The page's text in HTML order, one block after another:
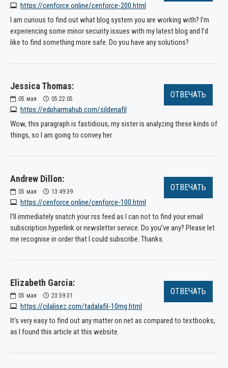
https://cenforce.online/cenforce-200.html
I am curious to find out what blog system you are working with? I’m
experiencing some minor security issues with my latest blog and I’d
like to find something more safe. Do you have any solutions?
Jessica Thomas:
05 мая 05:22:05
https://edpharmahub.com/sildenafil
ОТВЕЧАТЬ
Wow, this paragraph is fastidious, my sister is analyzing these kinds of
things, so I am going to convey her.
Andrew Dillon:
05 мая 13:49:39
https://cenforce.online/cenforce-100.html
ОТВЕЧАТЬ
I’ll immediately snatch your rss feed as I can not to find your email
subscription hyperlink or newsletter service. Do you’ve any? Please let
me recognise in order that I could subscribe. Thanks.
Elizabeth Garcia:
05 мая 23:59:31
https://cilalisez.com/tadalafil-10mg.html
ОТВЕЧАТЬ
It's very easy to find out any matter on net as compared to textbooks,
as I found this article at this website.